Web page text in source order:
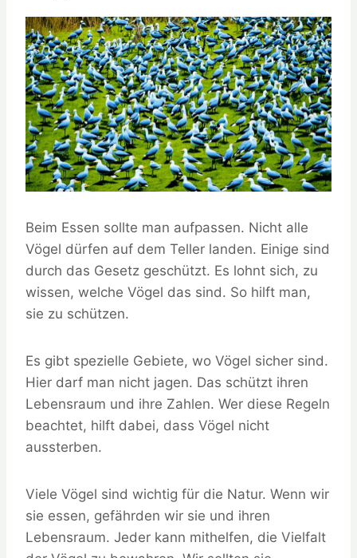
Beim Essen sollte man aufpassen. Nicht alle
Vögel dürfen auf dem Teller landen. Einige sind
durch das Gesetz geschützt. Es lohnt sich, zu
wissen, welche Vögel das sind. So hilft man,
sie zu schützen.
Es gibt spezielle Gebiete, wo Vögel sicher sind.
Hier darf man nicht jagen. Das schützt ihren
Lebensraum und ihre Zahlen. Wer diese Regeln
beachtet, hilft dabei, dass Vögel nicht
aussterben.
Viele Vögel sind wichtig für die Natur. Wenn wir
sie essen, gefährden wir sie und ihren
Lebensraum. Jeder kann mithelfen, die Vielfalt